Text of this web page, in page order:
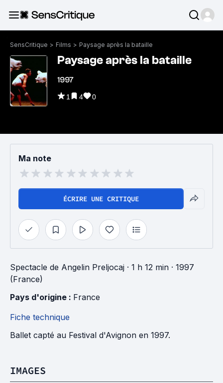
SensCritique > Films > Paysage après la bataille
Paysage après la bataille
1997
1 4 0
Ma note
ÉCRIRE UNE CRITIQUE
Spectacle de Angelin Preljocaj · 1 h 12 min · 1997
(France)
Pays d'origine : France
Fiche technique
Ballet capté au Festival d'Avignon en 1997.
IMAGES